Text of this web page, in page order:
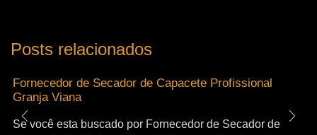
Posts relacionados
Fornecedor de Secador de Capacete Profissional
Granja Viana
Se você esta buscado por Fornecedor de Secador de